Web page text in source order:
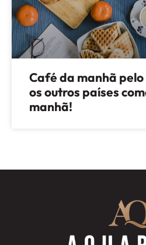
Café da manhã pelo
os outros países
manhã!